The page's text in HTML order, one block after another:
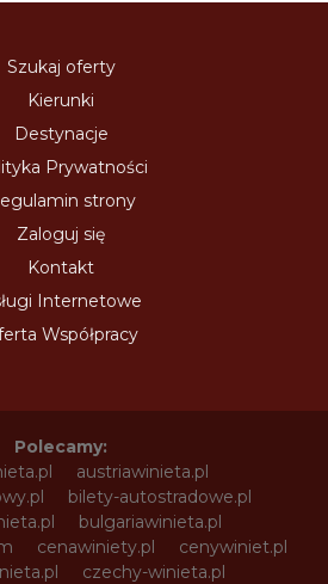
Szukaj oferty
Kierunki
Destynacje
Prywatności
strony
Zaloguj się
Kontakt
Internetowe
Współpracy
Polecamy:
austriawinieta.pl
bilety-autostradowe.pl
bulgariawinieta.pl
cenawiniety.pl
cenywiniet.pl
czechy-winieta.pl